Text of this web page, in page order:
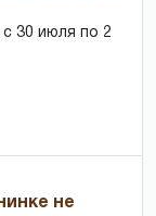
30 июля по 2
не